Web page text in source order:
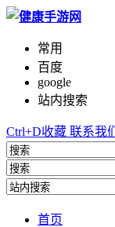
常用
百度
google
站内搜索
Ctrl+D收藏 联系我们
首页